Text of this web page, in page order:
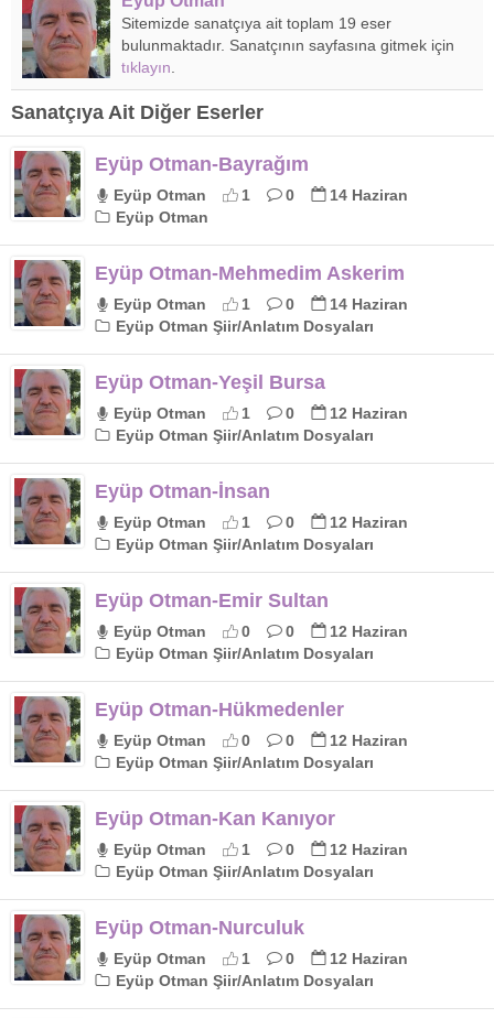
Sitemizde sanatçıya ait toplam 19 eser
bulunmaktadır. Sanatçının sayfasına gitmek için
tıklayın
Sanatçıya Ait Diğer Eserler
Eyüp Otman-Bayrağım
Eyüp Otman 1 0
14 Haziran
Eyüp Otman
Eyüp Otman-Mehmedim Askerim
Eyüp Otman 1 0
14 Haziran
Eyüp Otman Şiir/Anlatım Dosyaları
Eyüp Otman-Yeşil Bursa
Eyüp Otman 1 0
12 Haziran
Eyüp Otman Şiir/Anlatım Dosyaları
Eyüp Otman-İnsan
Eyüp Otman 1 0
12 Haziran
Eyüp Otman Şiir/Anlatım Dosyaları
Eyüp Otman-Emir Sultan
Eyüp Otman 0 0
12 Haziran
Eyüp Otman Şiir/Anlatım Dosyaları
Eyüp Otman-Hükmedenler
Eyüp Otman 0 0
12 Haziran
Eyüp Otman Şiir/Anlatım Dosyaları
Eyüp Otman-Kan Kanıyor
Eyüp Otman 1 0
12 Haziran
Eyüp Otman Şiir/Anlatım Dosyaları
Eyüp Otman-Nurculuk
Eyüp Otman 1 0
12 Haziran
Eyüp Otman Şiir/Anlatım Dosyaları